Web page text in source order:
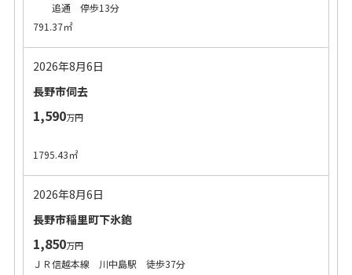
追通 停歩13分
791.37㎡
2026年8月6日
長野市伺去
1,590万円
1795.43㎡
2026年8月6日
長野市稲里町下氷鉋
1,850万円
ＪＲ信越本線 川中島駅 徒歩37分